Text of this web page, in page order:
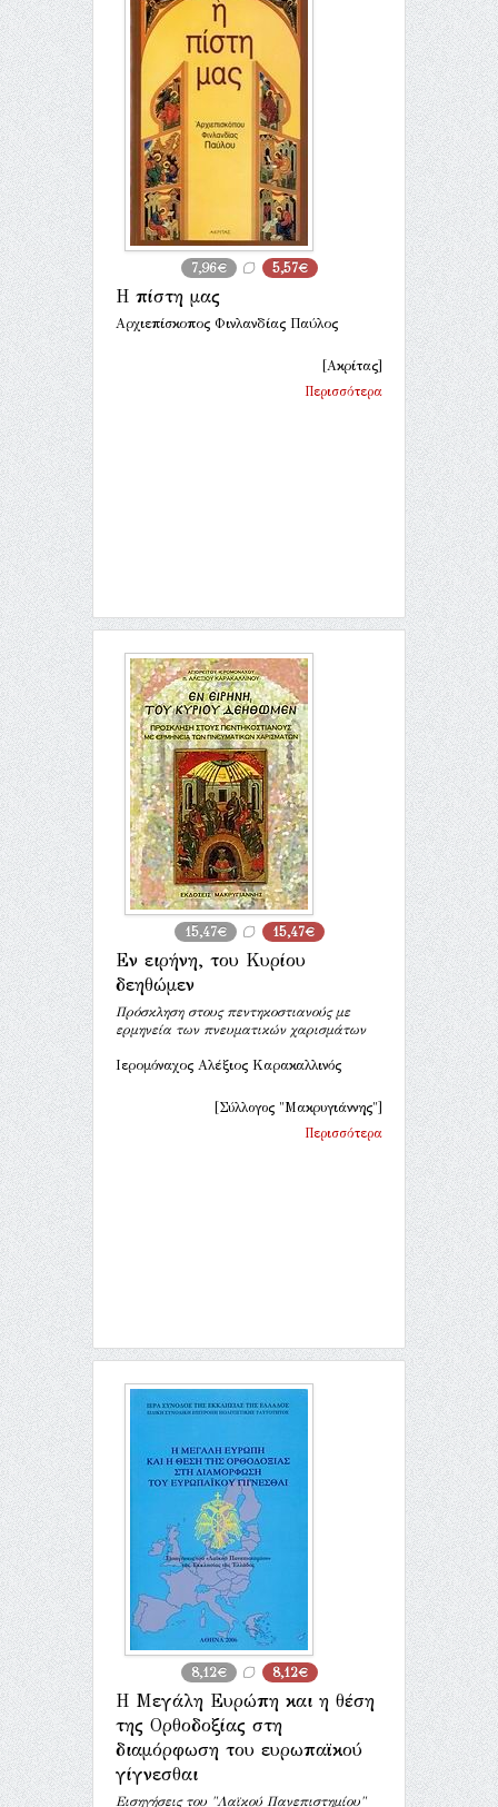
7,96€ 5,57€
Η πίστη μας
Αρχιεπίσκοπος Φινλανδίας Παύλος
[Ακρίτας]
Περισσότερα
15,47€ 15,47€
Εν ειρήνη, του Κυρίου
δεηθώμεν
Πρόσκληση στους πεντηκοστιανούς με
ερμηνεία των πνευματικών χαρισμάτων
Ιερομόναχος Αλέξιος Καρακαλλινός
[Σύλλογος "Μακρυγιάννης"]
Περισσότερα
8,12€ 8,12€
Η Μεγάλη Ευρώπη και η θέση
της Ορθοδοξίας στη
διαμόρφωση του ευρωπαϊκού
γίγνεσθαι
Εισηγήσεις του "Λαϊκού Πανεπιστημίου"